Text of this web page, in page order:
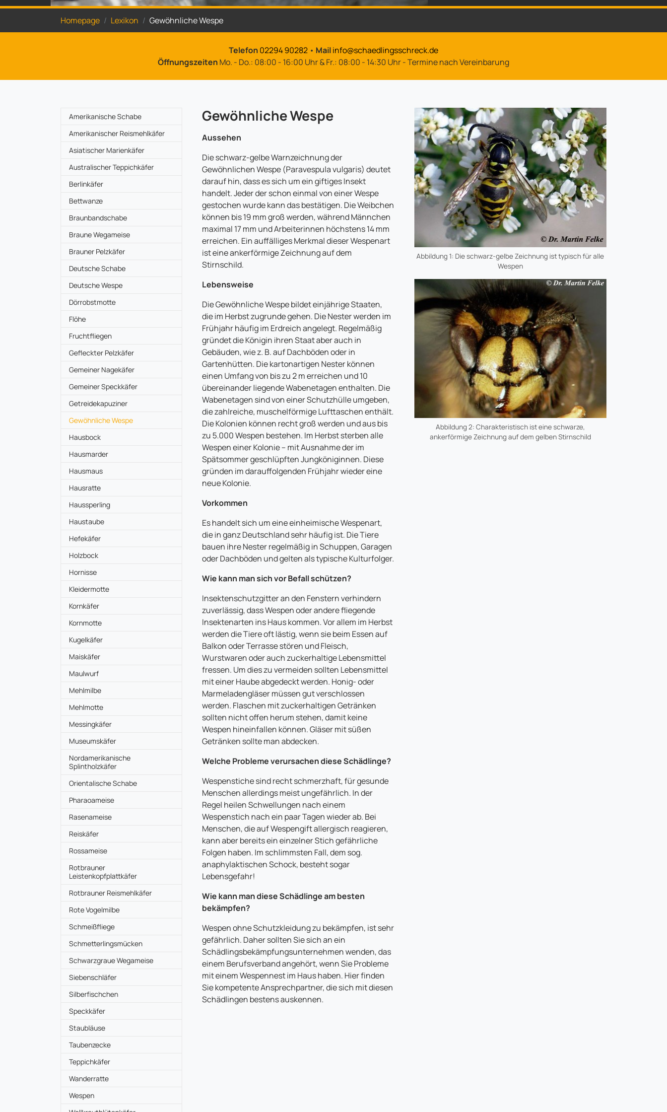
Homepage Lexikon Gewöhnliche Wespe
Telefon 02294 90282 • Mailinfo@schaedlingsschreck.de
Öffnungszeiten Mo. - Do.: 08:00 - 16:00 Uhr & Fr.: 08:00 - 14:30 Uhr - Termine nach Vereinbarung
Amerikanische Schabe
Amerikanischer Reismehlkäfer
Asiatischer Marienkäfer
Australischer Teppichkäfer
Berlinkäfer
Bettwanze
Braunbandschabe
Braune Wegameise
Brauner Pelzkäfer
Deutsche Schabe
Deutsche Wespe
Dörrobstmotte
Flöhe
Fruchtfliegen
Gefleckter Pelzkäfer
Gemeiner Nagekäfer
Gemeiner Speckkäfer
Getreidekapuziner
Gewöhnliche Wespe(current)
Hausbock
Hausmarder
Hausmaus
Hausratte
Haussperling
Haustaube
Hefekäfer
Holzbock
Hornisse
Kleidermotte
Kornkäfer
Kornmotte
Kugelkäfer
Maiskäfer
Maulwurf
Mehlmilbe
Mehlmotte
Messingkäfer
Museumskäfer
Nordamerikanische
Splintholzkäfer
Orientalische Schabe
Pharaoameise
Rasenameise
Reiskäfer
Rossameise
Rotbrauner
Leistenkopfplattkäfer
Rotbrauner Reismehlkäfer
Rote Vogelmilbe
Schmeißfliege
Schmetterlingsmücken
Schwarzgraue Wegameise
Siebenschläfer
Silberfischchen
Speckkäfer
Staubläuse
Taubenzecke
Teppichkäfer
Wanderratte
Wespen
Abbildung 1: Die schwarz-gelbe Zeichnung ist typisch für alle
Wespen
Abbildung 2: Charakteristisch ist eine schwarze,
ankerförmige Zeichnung auf dem gelben Stirnschild
Gewöhnliche Wespe
Aussehen
Die schwarz-gelbe Warnzeichnung der
Gewöhnlichen Wespe (Paravespula vulgaris) deutet
darauf hin, dass es sich um ein giftiges Insekt
handelt. Jeder der schon einmal von einer Wespe
gestochen wurde kann das bestätigen. Die Weibchen
können bis 19 mm groß werden, während Männchen
maximal 17 mm und Arbeiterinnen höchstens 14 mm
erreichen. Ein auffälliges Merkmal dieser Wespenart
ist eine ankerförmige Zeichnung auf dem
Stirnschild.
Lebensweise
Die Gewöhnliche Wespe bildet einjährige Staaten,
die im Herbst zugrunde gehen. Die Nester werden im
Frühjahr häufig im Erdreich angelegt. Regelmäßig
gründet die Königin ihren Staat aber auch in
Gebäuden, wie z. B. auf Dachböden oder in
Gartenhütten. Die kartonartigen Nester können
einen Umfang von bis zu 2 m erreichen und 10
übereinander liegende Wabenetagen enthalten. Die
Wabenetagen sind von einer Schutzhülle umgeben,
die zahlreiche, muschelförmige Lufttaschen enthält.
Die Kolonien können recht groß werden und aus bis
zu 5.000 Wespen bestehen. Im Herbst sterben alle
Wespen einer Kolonie – mit Ausnahme der im
Spätsommer geschlüpften Jungköniginnen. Diese
gründen im darauffolgenden Frühjahr wieder eine
neue Kolonie.
Vorkommen
Es handelt sich um eine einheimische Wespenart,
die in ganz Deutschland sehr häufig ist. Die Tiere
bauen ihre Nester regelmäßig in Schuppen, Garagen
oder Dachböden und gelten als typische Kulturfolger.
Wie kann man sich vor Befall schützen?
Insektenschutzgitter an den Fenstern verhindern
zuverlässig, dass Wespen oder andere fliegende
Insektenarten ins Haus kommen. Vor allem im Herbst
werden die Tiere oft lästig, wenn sie beim Essen auf
Balkon oder Terrasse stören und Fleisch,
Wurstwaren oder auch zuckerhaltige Lebensmittel
fressen. Um dies zu vermeiden sollten Lebensmittel
mit einer Haube abgedeckt werden. Honig- oder
Marmeladengläser müssen gut verschlossen
werden. Flaschen mit zuckerhaltigen Getränken
sollten nicht offen herum stehen, damit keine
Wespen hineinfallen können. Gläser mit süßen
Getränken sollte man abdecken.
Welche Probleme verursachen diese Schädlinge?
Wespenstiche sind recht schmerzhaft, für gesunde
Menschen allerdings meist ungefährlich. In der
Regel heilen Schwellungen nach einem
Wespenstich nach ein paar Tagen wieder ab. Bei
Menschen, die auf Wespengift allergisch reagieren,
kann aber bereits ein einzelner Stich gefährliche
Folgen haben. Im schlimmsten Fall, dem sog.
anaphylaktischen Schock, besteht sogar
Lebensgefahr!
Wie kann man diese Schädlinge am besten
bekämpfen?
Wespen ohne Schutzkleidung zu bekämpfen, ist sehr
gefährlich. Daher sollten Sie sich an ein
Schädlingsbekämpfungsunternehmen wenden, das
einem Berufsverband angehört, wenn Sie Probleme
mit einem Wespennest im Haus haben. Hier finden
Sie kompetente Ansprechpartner, die sich mit diesen
Schädlingen bestens auskennen.